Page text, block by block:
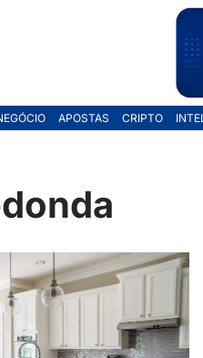
APOSTAS CRIPTO